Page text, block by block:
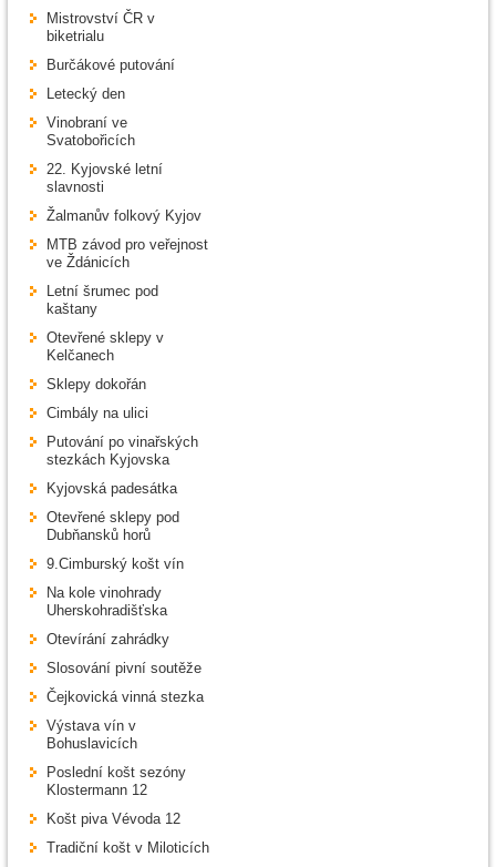
Mistrovství ČR v
biketrialu
Burčákové putování
Letecký den
Vinobraní ve
Svatobořicích
22. Kyjovské letní
slavnosti
Žalmanův folkový Kyjov
MTB závod pro veřejnost
ve Ždánicích
Letní šrumec pod
kaštany
Otevřené sklepy v
Kelčanech
Sklepy dokořán
Cimbály na ulici
Putování po vinařských
stezkách Kyjovska
Kyjovská padesátka
Otevřené sklepy pod
Dubňansků horů
9.Cimburský košt vín
Na kole vinohrady
Uherskohradišťska
Otevírání zahrádky
Slosování pivní soutěže
Čejkovická vinná stezka
Výstava vín v
Bohuslavicích
Poslední košt sezóny
Klostermann 12
Košt piva Vévoda 12
Tradiční košt v Miloticích